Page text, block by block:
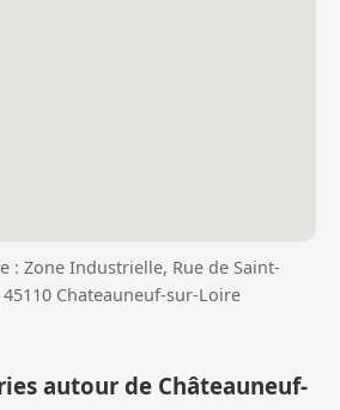
: Zone Industrielle, Rue de Saint-
Chateauneuf-sur-Loire
autour de Châteauneuf-